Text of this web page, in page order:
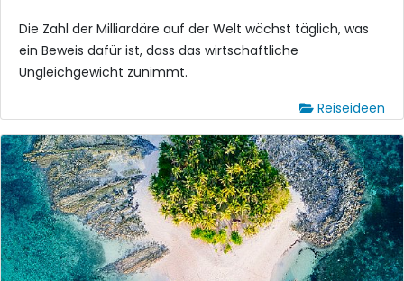
Die Zahl der Milliardäre auf der Welt wächst täglich, was
ein Beweis dafür ist, dass das wirtschaftliche
Ungleichgewicht zunimmt.
Reiseideen